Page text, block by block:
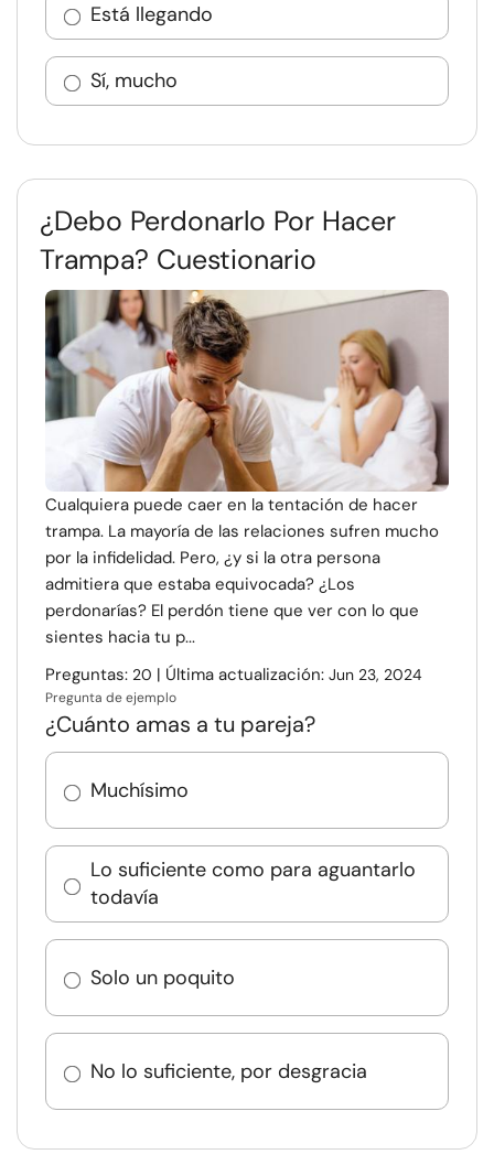
Está llegando
Sí, mucho
¿Debo Perdonarlo Por Hacer
Trampa? Cuestionario
Cualquiera puede caer en la tentación de hacer
trampa. La mayoría de las relaciones sufren mucho
por la infidelidad. Pero, ¿y si la otra persona
admitiera que estaba equivocada? ¿Los
perdonarías? El perdón tiene que ver con lo que
sientes hacia tu p...
Preguntas: 20 | Última actualización: Jun 23, 2024
Pregunta de ejemplo
¿Cuánto amas a tu pareja?
Muchísimo
Lo suficiente como para aguantarlo
todavía
Solo un poquito
No lo suficiente, por desgracia